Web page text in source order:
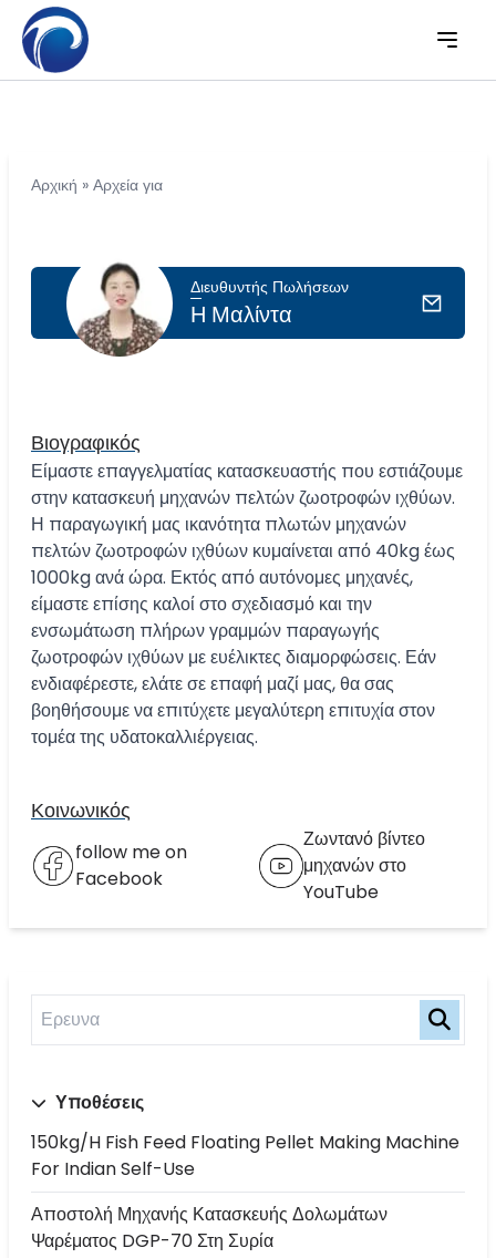
Υποθέσεις
150kg/h Fish Feed Floating Pellet Making Machine
For Indian Self-Use
Αποστολή Μηχανής Κατασκευής Δολωμάτων
Ψαρέματος DGP-70 Στη Συρία
Αρχική » Αρχεία για
Διευθυντής Πωλήσεων
Η Μαλίντα
Βιογραφικός
Είμαστε επαγγελματίας κατασκευαστής που εστιάζουμε
στην κατασκευή μηχανών πελτών ζωοτροφών ιχθύων.
Η παραγωγική μας ικανότητα πλωτών μηχανών
πελτών ζωοτροφών ιχθύων κυμαίνεται από 40kg έως
1000kg ανά ώρα. Εκτός από αυτόνομες μηχανές,
είμαστε επίσης καλοί στο σχεδιασμό και την
ενσωμάτωση πλήρων γραμμών παραγωγής
ζωοτροφών ιχθύων με ευέλικτες διαμορφώσεις. Εάν
ενδιαφέρεστε, ελάτε σε επαφή μαζί μας, θα σας
βοηθήσουμε να επιτύχετε μεγαλύτερη επιτυχία στον
τομέα της υδατοκαλλιέργειας.
Κοινωνικός
follow me on
Facebook
Ζωντανό βίντεο
μηχανών στο
YouTube